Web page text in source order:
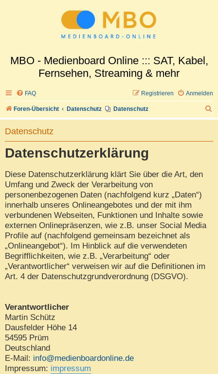
MBO - Medienboard Online ::: SAT, Kabel,
Fernsehen, Streaming & mehr
FAQ Anmelden
Registrieren
Foren-Übersicht Datenschutz Datenschutz
u
Datenschutz
Datenschutzerklärung
Diese Datenschutzerklärung klärt Sie über die Art, den
Umfang und Zweck der Verarbeitung von
personenbezogenen Daten (nachfolgend kurz „Daten“)
innerhalb unseres Onlineangebotes und der mit ihm
verbundenen Webseiten, Funktionen und Inhalte sowie
externen Onlinepräsenzen, wie z.B. unser Social Media
Profile auf (nachfolgend gemeinsam bezeichnet als
„Onlineangebot“). Im Hinblick auf die verwendeten
Begrifflichkeiten, wie z.B. „Verarbeitung“ oder
„Verantwortlicher“ verweisen wir auf die Definitionen im
Art. 4 der Datenschutzgrundverordnung (DSGVO).
Verantwortlicher
Martin Schütz
Dausfelder Höhe 14
54595 Prüm
Deutschland
E-Mail: info@medienboardonline.de
Impressum: impressum